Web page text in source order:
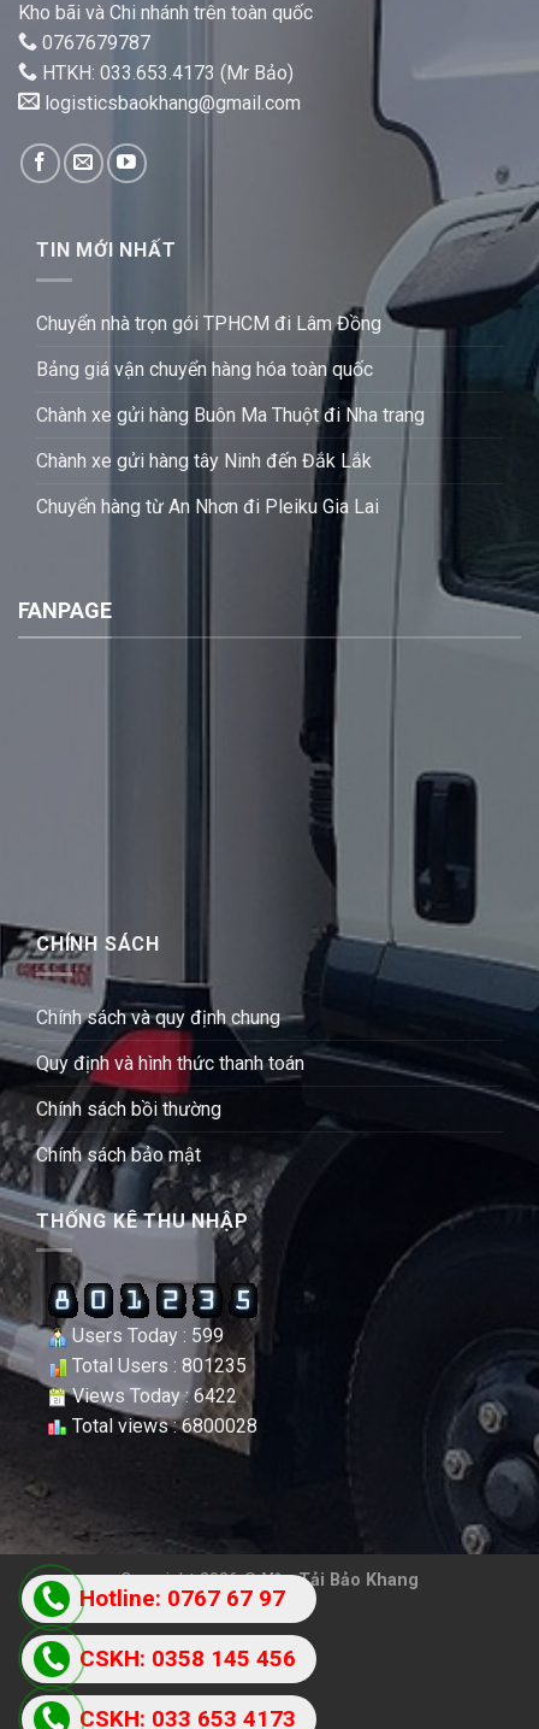
Kho bãi và Chi nhánh trên toàn quốc
0767679787
HTKH: 033.653.4173 (Mr Bảo)
logisticsbaokhang@gmail.com
TIN MỚI NHẤT
Chuyển nhà trọn gói TPHCM đi Lâm Đồng
Bảng giá vận chuyển hàng hóa toàn quốc
Chành xe gửi hàng Buôn Ma Thuột đi Nha trang
Chành xe gửi hàng tây Ninh đến Đắk Lắk
Chuyển hàng từ An Nhơn đi Pleiku Gia Lai
FANPAGE
CHÍNH SÁCH
Chính sách và quy định chung
Quy định và hình thức thanh toán
Chính sách bồi thường
Chính sách bảo mật
THỐNG KÊ THU NHẬP
Users Today : 599
Total Users : 801235
Views Today : 6422
Total views : 6800028
Copyright 2026 ©Vận Tải Bảo Khang
Hotline: 0767 67 97
87
CSKH: 033 653 4173
CSKH: 0358 145 456